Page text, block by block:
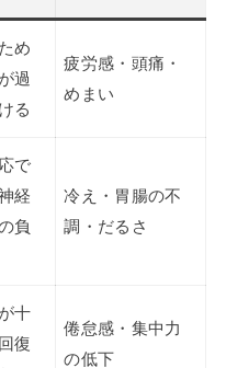
め
過
る
疲労感・頭痛・
めまい
で
経
負
冷え・胃腸の不
調・だるさ
十
復
倦怠感・集中力
の低下